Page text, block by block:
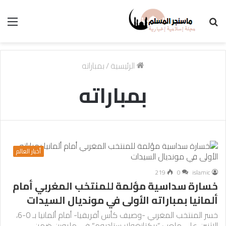
الرئيسية/بمباراته
بمباراته
أخبار العالم
islamic
0
219
خسارة سداسية مؤلمة للمنتخب المغربي أمام
ألمانيا بمباراته الأولى في مونديال السيدات
خسر المنتخب المغربي -وصيف كأس أفريقيا- أمام ألمانيا بـ 0-6،